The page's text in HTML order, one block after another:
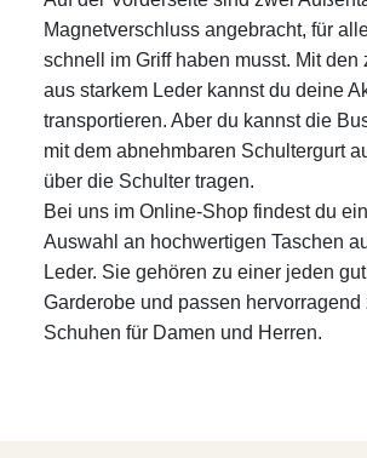
Magnetverschluss angebracht, für
schnell im Griff haben musst. Mit den
aus starkem Leder kannst du deine
transportieren. Aber du kannst die
mit dem abnehmbaren Schultergurt
über die Schulter tragen.
Bei uns im Online-Shop findest du
Auswahl an hochwertigen Taschen
Leder. Sie gehören zu einer jeden
Garderobe und passen hervorragend
Schuhen für Damen und Herren.